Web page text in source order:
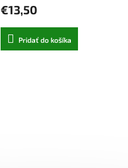
€13,50
Pridať do košíka